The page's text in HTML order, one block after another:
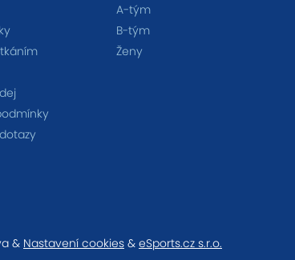
A-tým
B-tým
Ženy
& Nastavení cookies & eSports.cz s.r.o.